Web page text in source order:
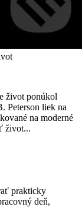
život ponúkol
Peterson liek na
na moderné
život...
prakticky
deň,